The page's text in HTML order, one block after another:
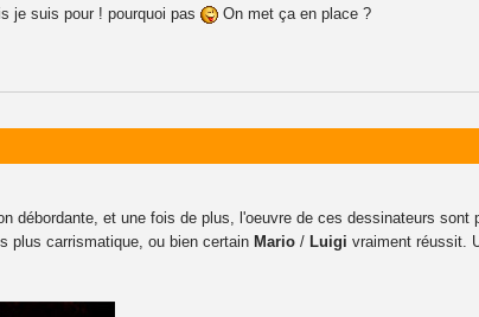
je suis pour ! pourquoi pas On met ça en place ?
débordante, et une fois de plus, l'oeuvre de ces dessinateurs sont
plus carrismatique, ou bien certain Mario / Luigi vraiment réussit.